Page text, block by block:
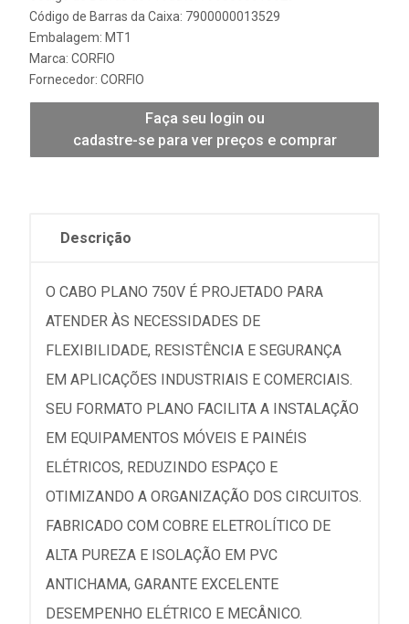
Código de Barras da Caixa: 7900000013529
Embalagem: MT1
Marca: CORFIO
Fornecedor: CORFIO
Faça seu login ou
cadastre-se para ver preços e comprar
Descrição
O CABO PLANO 750V É PROJETADO PARA
ATENDER ÀS NECESSIDADES DE
FLEXIBILIDADE, RESISTÊNCIA E SEGURANÇA
EM APLICAÇÕES INDUSTRIAIS E COMERCIAIS.
SEU FORMATO PLANO FACILITA A INSTALAÇÃO
EM EQUIPAMENTOS MÓVEIS E PAINÉIS
ELÉTRICOS, REDUZINDO ESPAÇO E
OTIMIZANDO A ORGANIZAÇÃO DOS CIRCUITOS.
FABRICADO COM COBRE ELETROLÍTICO DE
ALTA PUREZA E ISOLAÇÃO EM PVC
ANTICHAMA, GARANTE EXCELENTE
DESEMPENHO ELÉTRICO E MECÂNICO.